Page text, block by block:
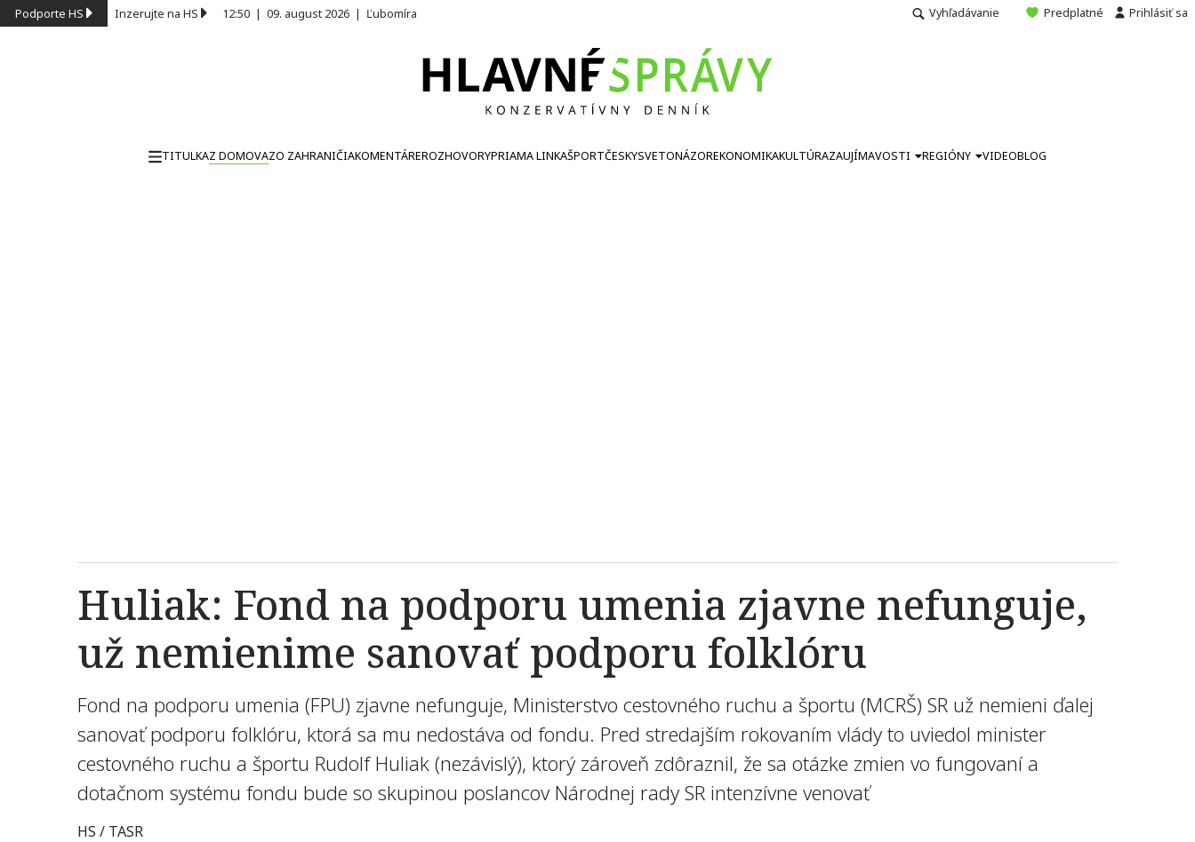
Podporte HS Inzerujte na HS 12:50 | 09. august 2026 | Ľubomíra Vyhľadávanie Predplatné Prihlásiť sa
TITULKAZ DOMOVAZO ZAHRANIČIAKOMENTÁREROZHOVORYPRIAMA LINKAŠPORTČESKYSVETONÁZOREKONOMIKAKULTÚRAZAUJÍMAVOSTI REGIÓNY VIDEOBLOG
Huliak: Fond na podporu umenia zjavne nefunguje,
už nemienime sanovať podporu folklóru
Fond na podporu umenia (FPU) zjavne nefunguje, Ministerstvo cestovného ruchu a športu (MCRŠ) SR už nemieni ďalej
sanovať podporu folklóru, ktorá sa mu nedostáva od fondu. Pred stredajším rokovaním vlády to uviedol minister
cestovného ruchu a športu Rudolf Huliak (nezávislý), ktorý zároveň zdôraznil, že sa otázke zmien vo fungovaní a
dotačnom systému fondu bude so skupinou poslancov Národnej rady SR intenzívne venovať
HS / TASR